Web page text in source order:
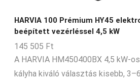
HARVIA 100 Prémium HY45
beépített vezérléssel 4,5 kW
145 505 Ft
A HARVIA HM450400BX 4,5 kW-
kályha kiváló választás kisebb,